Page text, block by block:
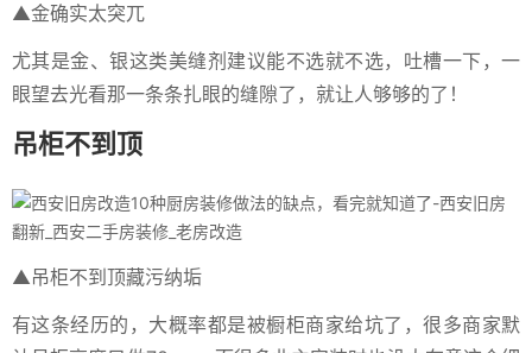
▲金确实太突兀
尤其是金、银这类美缝剂建议能不选就不选，吐槽一下，一
眼望去光看那一条条扎眼的缝隙了，就让人够够的了！
吊柜不到顶
▲吊柜不到顶藏污纳垢
有这条经历的，大概率都是被橱柜商家给坑了，很多商家默